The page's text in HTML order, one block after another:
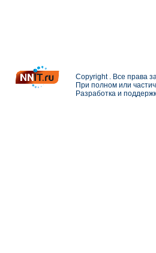
Copyright . Все права
При полном или
Разработка и